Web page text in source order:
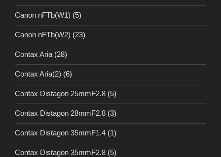
Canon nFTb(W1) (5)
Canon nFTb(W2) (23)
Contax Aria (28)
Contax Aria(2) (6)
Contax Distagon 25mmF2.8 (5)
Contax Distagon 28mmF2.8 (3)
Contax Distagon 35mmF1.4 (1)
Contax Distagon 35mmF2.8 (5)